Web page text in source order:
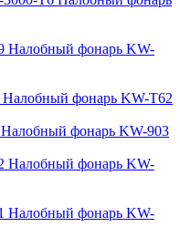
Налобный фонарь KW-
Налобный фонарь KW-T62
Налобный фонарь KW-903
Налобный фонарь KW-
Налобный фонарь KW-